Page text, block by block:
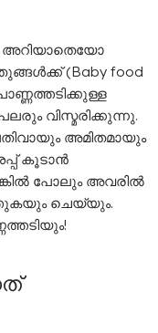
അറിയാതെയോ
(Baby food
വിസ്മരിക്കുന്നു.
അമിതമായും
കൂടാൻ
പോലും അവരിൽ
ചെയ്യും.